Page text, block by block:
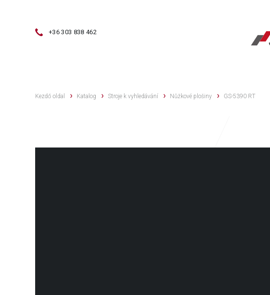
+36 303 838 462
Kezdő oldal Katalog Stroje k vyhledávání Nůžkové plošiny GS-5390 RT